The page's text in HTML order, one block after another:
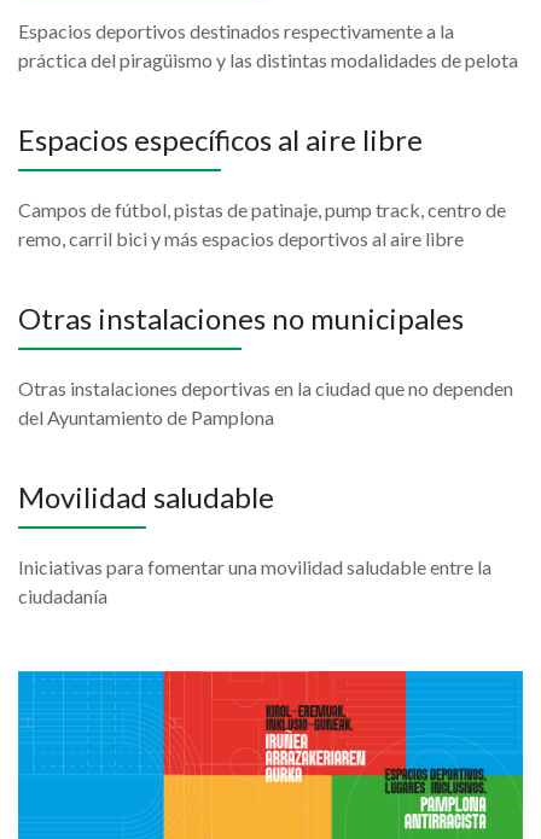
Espacios deportivos destinados respectivamente a la
práctica del piragüismo y las distintas modalidades de pelota
Espacios específicos al aire libre
Campos de fútbol, pistas de patinaje, pump track, centro de
remo, carril bici y más espacios deportivos al aire libre
Otras instalaciones no municipales
Otras instalaciones deportivas en la ciudad que no dependen
del Ayuntamiento de Pamplona
Movilidad saludable
Iniciativas para fomentar una movilidad saludable entre la
ciudadanía